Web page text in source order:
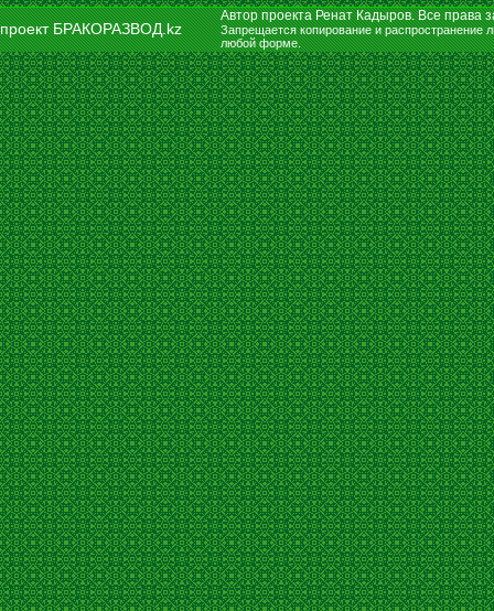
проект БРАКОРАЗВОД.kz
Автор проекта Ренат Кадыров. Все права
Запрещается копирование и распространение
любой форме.